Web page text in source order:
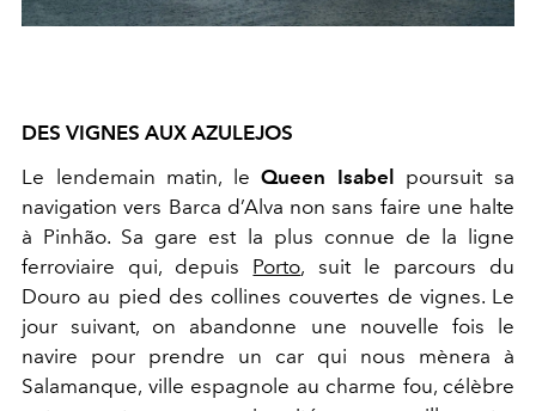
DES VIGNES AUX AZULEJOS
Le lendemain matin, leQueen Isabel poursuit sa
navigation vers Barca d’Alva non sans faire une halte
à Pinhão. Sa gare est la plus connue de la ligne
ferroviaire qui, depuis Porto, suit le parcours du
Douro au pied des collines couvertes de vignes. Le
jour suivant, on abandonne une nouvelle fois le
navire pour prendre un car qui nous mènera à
Salamanque, ville espagnole au charme fou, célèbre